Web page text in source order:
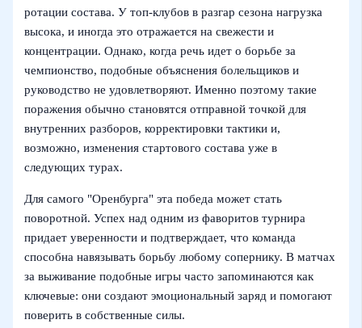
ротации состава. У топ-клубов в разгар сезона нагрузка
высока, и иногда это отражается на свежести и
концентрации. Однако, когда речь идет о борьбе за
чемпионство, подобные объяснения болельщиков и
руководство не удовлетворяют. Именно поэтому такие
поражения обычно становятся отправной точкой для
внутренних разборов, корректировки тактики и,
возможно, изменения стартового состава уже в
следующих турах.
Для самого "Оренбурга" эта победа может стать
поворотной. Успех над одним из фаворитов турнира
придает уверенности и подтверждает, что команда
способна навязывать борьбу любому сопернику. В матчах
за выживание подобные игры часто запоминаются как
ключевые: они создают эмоциональный заряд и помогают
поверить в собственные силы.